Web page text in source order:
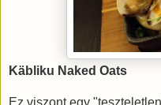
Käbliku Naked Oats